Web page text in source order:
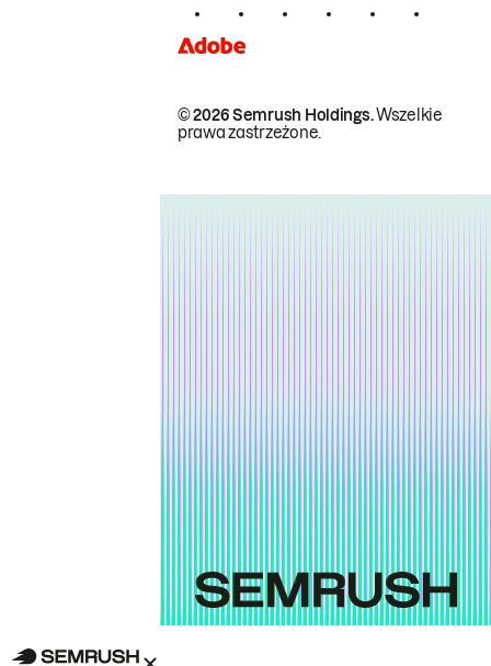
© 2026 Semrush Holdings.Wszelkie
prawa zastrzeżone.